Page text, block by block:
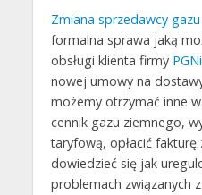
Zmiana sprzedawcy gazu
formalna sprawa jaką
obsługi klienta firmy
nowej umowy na
możemy otrzymać inne
cennik gazu ziemnego,
taryfową, opłacić fakturę
dowiedzieć się jak
problemach związanych